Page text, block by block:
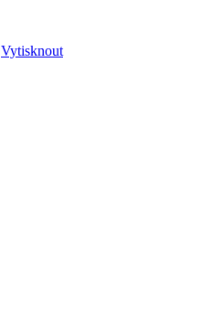
Vytisknout